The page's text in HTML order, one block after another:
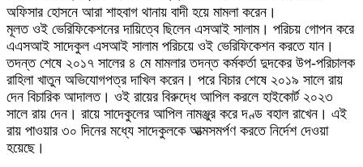
অফিসার হোসনে আরা শাহবাগ থানায় বাদী হয়ে মামলা করেন।
মূলত ওই ভেরিফিকেশনের দায়িত্বে ছিলেন এসআই সালাম। পরিচয় গোপন করে
এএসআই সাদেকুল এসআই সালাম পরিচয়ে ওই ভেরিফিকেশন করতে যান।
তদন্ত শেষে ২০১৭ সালের ৪ মে মামলার তদন্ত কর্মকর্তা দুদকের উপ-পরিচালক
রাহিলা খাতুন অভিযোগপত্র দাখিল করেন। পরে বিচার শেষে ২০১৯ সালে রায়
দেন বিচারিক আদালত। ওই রায়ের বিরুদ্ধে আপিল করলে হাইকোর্ট ২০২৩
সালে রায় দেন। রায়ে সাদেকুলের আপিল নামঞ্জুর করে দণ্ড বহাল রাখেন। এই
রায় পাওয়ার ৩০ দিনের মধ্যে সাদেকুলকে আত্মসমর্পণ করতে নির্দেশ দেওয়া
হয়েছে।